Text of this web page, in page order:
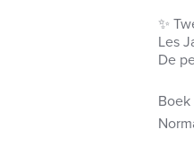
✨
Les
De